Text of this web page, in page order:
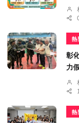
熱
彰
力
熱